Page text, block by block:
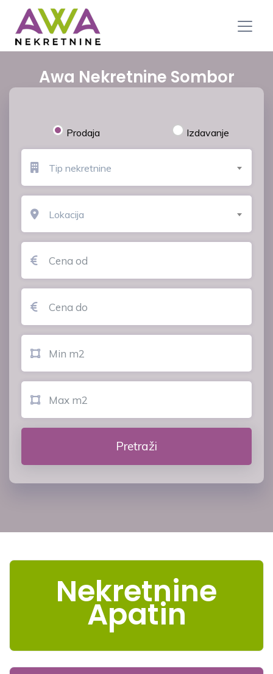
Awa Nekretnine Sombor
Prodaja Izdavanje
Tip nekretnine
Lokacija
Pretraži
Nekretnine
Apatin